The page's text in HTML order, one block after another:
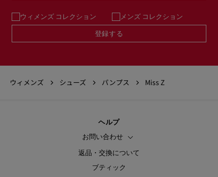
ウィメンズ コレクション メンズ コレクション
登録する
ウィメンズ シューズ パンプス Miss Z
ヘルプ
お問い合わせ
返品・交換について
ブティック